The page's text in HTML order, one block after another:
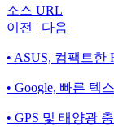
소스 URL
이전 | 다음
• ASUS, 컴팩트한
• Google, 빠른 텍
• GPS 및 태양광